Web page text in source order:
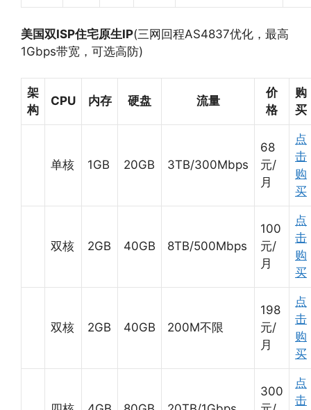
美国双ISP住宅原生IP(三网回程AS4837优化，最高
1Gbps带宽，可选高防)
架
构
CPU 内存 硬盘 流量
价
格
购
买
单核 1GB 20GB 3TB/300Mbps
68
元/
月
点
击
购
买
双核 2GB 40GB 8TB/500Mbps
100
元/
月
点
击
购
买
双核 2GB 40GB 200M不限
198
元/
月
点
击
购
买
300
点
击